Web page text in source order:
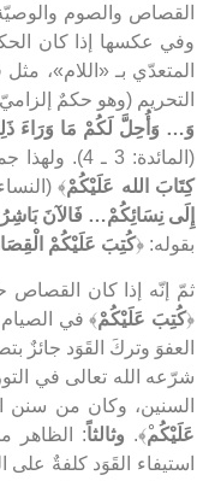
القصاص والصوم
وفي عكسها إذا كان
المتعدّي بـ «اللام»،
التحريم (وهو حكمٌ
وَ… وَأُحِلَّ لَكُمْ مَا وَرَاءَ
(المائدة: 3 ـ 4). ولهذا جمع بين «التحريم» و«كتب على» في قوله: ﴿
كِتَابَ الله عَلَيْكُمْ﴾ (النساء: 23 ـ 24)، وبين «الإحلال» و«كتب لـ»
إِلَى نِسَائِكُمْ… فَالآنَ
بقوله: ﴿كُتِبَ عَلَيْكُمْ
ثمّ إنّه إذا كان القصاص
﴿كُتِبَ عَلَيْكُمْ﴾ في الصيام
العفوَ وتركَ القَوَد جائزٌ
السنين، وكان من سنن
عَلَيْكُمْ﴾. وثالثاً: الظاهر
استيفاء القَوَد كلفةٌ